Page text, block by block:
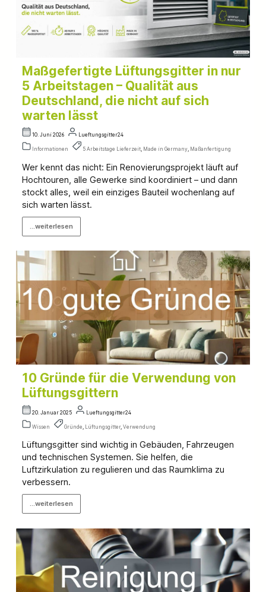
Maßgefertigte Lüftungsgitter in nur
5 Arbeitstagen – Qualität aus
Deutschland, die nicht auf sich
warten lässt
10. Juni 2026 Lueftungsgitter24
Informationen 5 Arbeitstage Lieferzeit, Made in Germany, Maßanfertigung
Wer kennt das nicht: Ein Renovierungsprojekt läuft auf
Hochtouren, alle Gewerke sind koordiniert – und dann
stockt alles, weil ein einziges Bauteil wochenlang auf
sich warten lässt.
...weiterlesen
10 Gründe für die Verwendung von
Lüftungsgittern
20. Januar 2025 Lueftungsgitter24
Wissen Gründe Lüftungsgitter, Verwendung
Lüftungsgitter sind wichtig in Gebäuden, Fahrzeugen
und technischen Systemen. Sie helfen, die
Luftzirkulation zu regulieren und das Raumklima zu
verbessern.
...weiterlesen